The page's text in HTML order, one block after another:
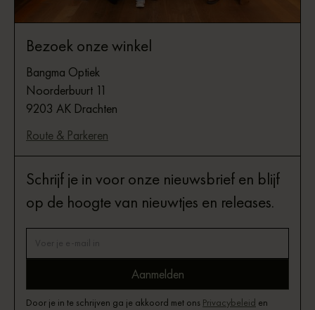
Bezoek onze winkel
Bangma Optiek
Noorderbuurt 11
9203 AK Drachten
Route & Parkeren
Schrijf je in voor onze nieuwsbrief en blijf
op de hoogte van nieuwtjes en releases.
Door je in te schrijven ga je akkoord met ons Privacybeleid en